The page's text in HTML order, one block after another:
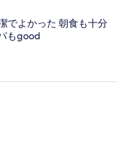
でよかった 朝食も十分
もgood